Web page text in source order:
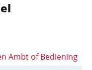
Ambt of Bediening